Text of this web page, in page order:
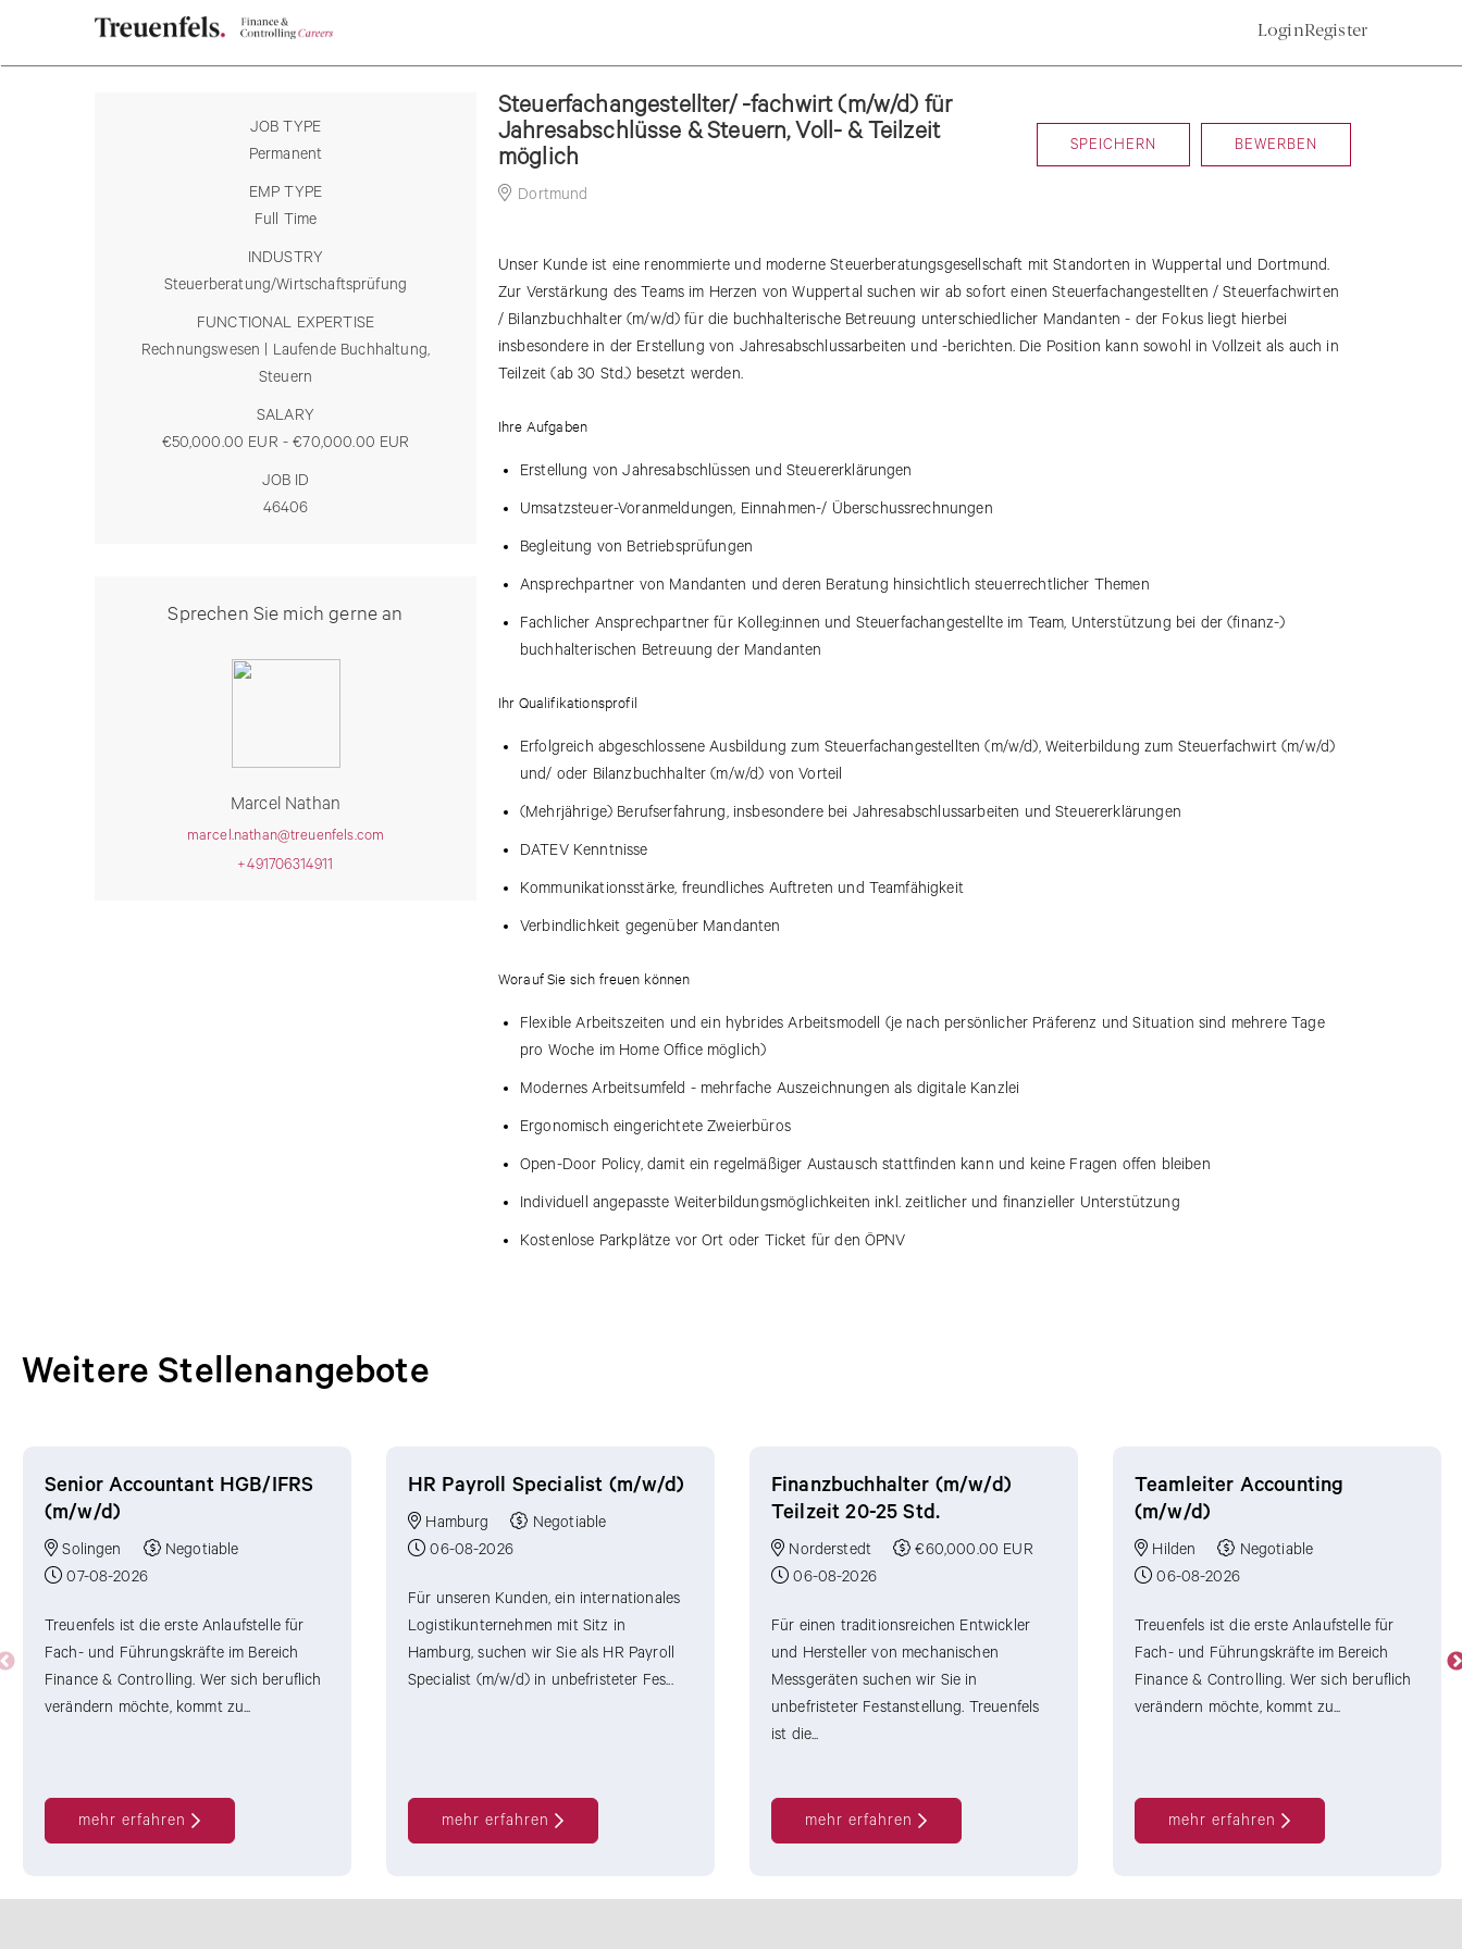
LoginRegister
Steuerfachangestellter/ -fachwirt (m/w/d) für
Jahresabschlüsse & Steuern, Voll- & Teilzeit
möglich
Dortmund
SPEICHERN BEWERBEN
JOB TYPE
Permanent
EMP TYPE
Full Time
INDUSTRY
Steuerberatung/Wirtschaftsprüfung
FUNCTIONAL EXPERTISE
Rechnungswesen | Laufende Buchhaltung,
Steuern
SALARY
€50,000.00 EUR - €70,000.00 EUR
JOB ID
46406
Unser Kunde ist eine renommierte und moderne Steuerberatungsgesellschaft mit Standorten in Wuppertal und Dortmund.
Zur Verstärkung des Teams im Herzen von Wuppertal suchen wir ab sofort einen Steuerfachangestellten / Steuerfachwirten
/ Bilanzbuchhalter (m/w/d) für die buchhalterische Betreuung unterschiedlicher Mandanten - der Fokus liegt hierbei
insbesondere in der Erstellung von Jahresabschlussarbeiten und -berichten. Die Position kann sowohl in Vollzeit als auch in
Teilzeit (ab 30 Std.) besetzt werden.
Ihre Aufgaben
Erstellung von Jahresabschlüssen und Steuererklärungen
Umsatzsteuer-Voranmeldungen, Einnahmen-/ Überschussrechnungen
Begleitung von Betriebsprüfungen
Ansprechpartner von Mandanten und deren Beratung hinsichtlich steuerrechtlicher Themen
Fachlicher Ansprechpartner für Kolleg:innen und Steuerfachangestellte im Team, Unterstützung bei der (finanz-)
buchhalterischen Betreuung der Mandanten
Ihr Qualifikationsprofil
Erfolgreich abgeschlossene Ausbildung zum Steuerfachangestellten (m/w/d), Weiterbildung zum Steuerfachwirt (m/w/d)
und/ oder Bilanzbuchhalter (m/w/d) von Vorteil
(Mehrjährige) Berufserfahrung, insbesondere bei Jahresabschlussarbeiten und Steuererklärungen
DATEV Kenntnisse
Kommunikationsstärke, freundliches Auftreten und Teamfähigkeit
Verbindlichkeit gegenüber Mandanten
Worauf Sie sich freuen können
Flexible Arbeitszeiten und ein hybrides Arbeitsmodell (je nach persönlicher Präferenz und Situation sind mehrere Tage
pro Woche im Home Office möglich)
Modernes Arbeitsumfeld - mehrfache Auszeichnungen als digitale Kanzlei
Ergonomisch eingerichtete Zweierbüros
Open-Door Policy, damit ein regelmäßiger Austausch stattfinden kann und keine Fragen offen bleiben
Individuell angepasste Weiterbildungsmöglichkeiten inkl. zeitlicher und finanzieller Unterstützung
Kostenlose Parkplätze vor Ort oder Ticket für den ÖPNV
Sprechen Sie mich gerne an
Marcel Nathan
marcel.nathan@treuenfels.com
+491706314911
Weitere Stellenangebote
Senior Accountant HGB/IFRS
(m/w/d)
Solingen
Negotiable
07-08-2026
Treuenfels ist die erste Anlaufstelle für
Fach- und Führungskräfte im Bereich
Finance & Controlling. Wer sich beruflich
verändern möchte, kommt zu...
mehr erfahren
HR Payroll Specialist (m/w/d)
Hamburg
Negotiable
06-08-2026
Für unseren Kunden, ein internationales
Logistikunternehmen mit Sitz in
Hamburg, suchen wir Sie als HR Payroll
Specialist (m/w/d) in unbefristeter Fes...
mehr erfahren
Finanzbuchhalter (m/w/d)
Teilzeit 20-25 Std.
Norderstedt
€60,000.00 EUR
06-08-2026
Für einen traditionsreichen Entwickler
und Hersteller von mechanischen
Messgeräten suchen wir Sie in
unbefristeter Festanstellung. Treuenfels
ist die...
mehr erfahren
Teamleiter Accounting
(m/w/d)
Hilden
Negotiable
06-08-2026
Treuenfels ist die erste Anlaufstelle für
Fach- und Führungskräfte im Bereich
Finance & Controlling. Wer sich beruflich
verändern möchte, kommt zu...
mehr erfahren